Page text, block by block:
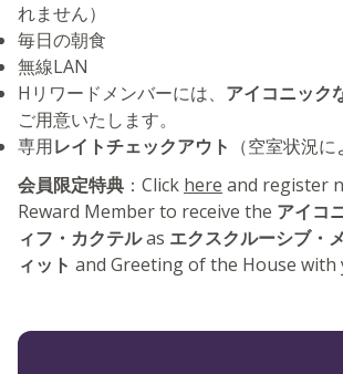
れません）
毎日の朝食
無線LAN
Hリワードメンバーには、 アイコニック
ご用意いたします。
専用レイトチェックアウト （空室状況に
会員限定特典 ：Click here and register
Reward Member to receive the アイコ
ィフ・カクテルas エクスクルーシブ・
ィット and Greeting of the House with